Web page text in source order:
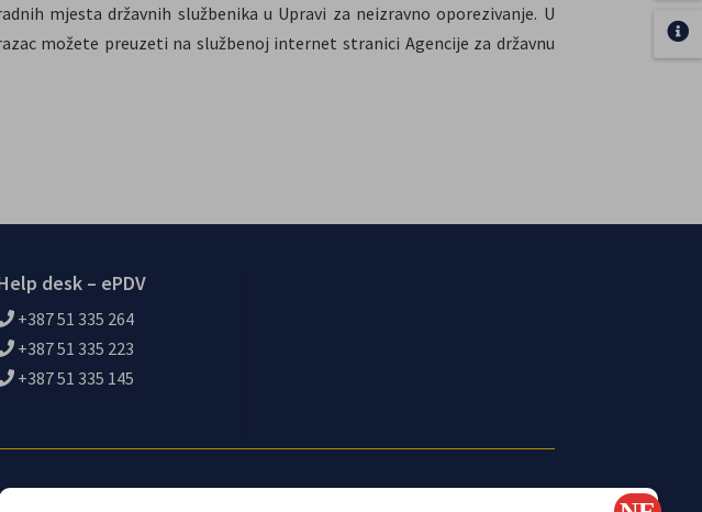
mjesta državnih službenika u Upravi za neizravno oporezivanje. U
možete preuzeti na službenoj internet stranici Agencije za državnu
desk – ePDV
+387 51 335 264
+387 51 335 223
+387 51 335 145